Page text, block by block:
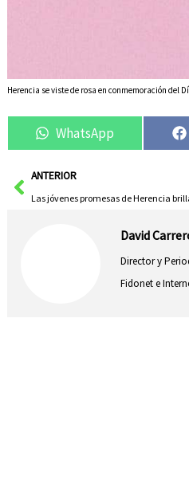
Herencia se viste de rosa en conmemoración del
WhatsApp
AntANTERIOR
David
Director y
Fidonet e